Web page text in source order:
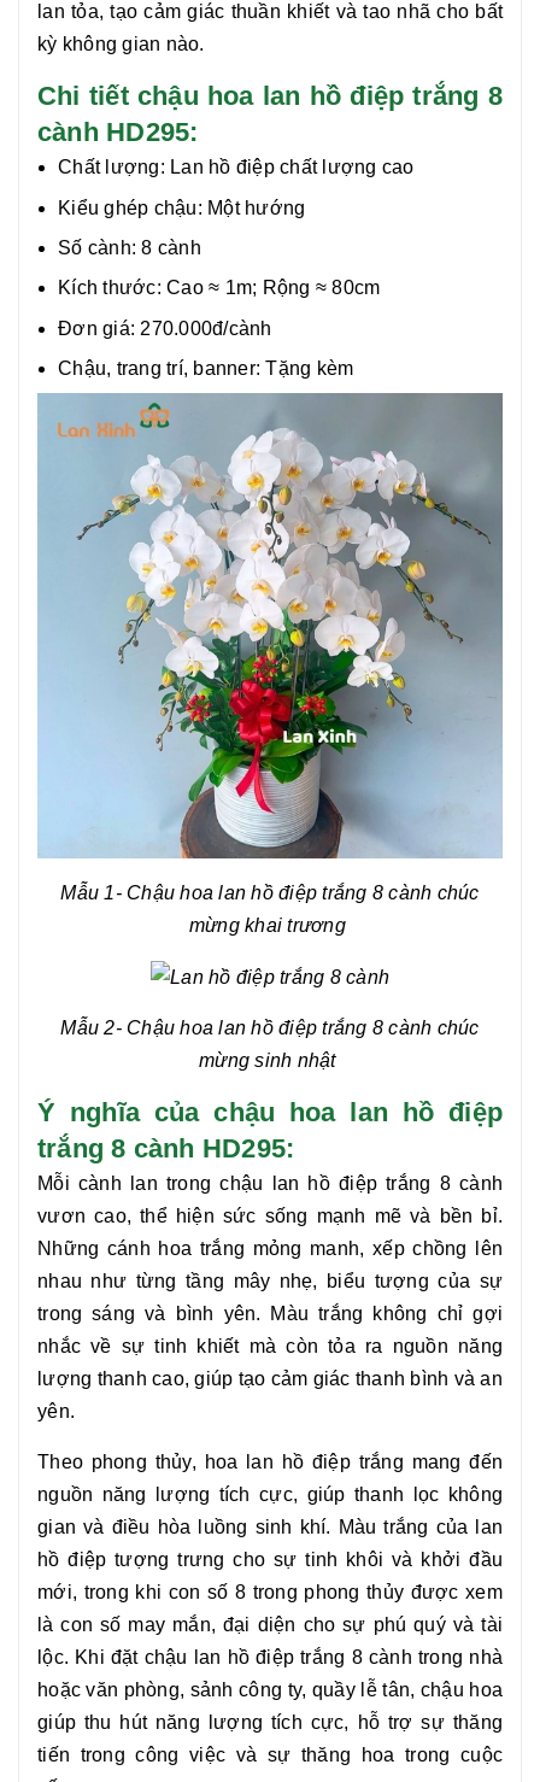
lan tỏa, tạo cảm giác thuần khiết và tao nhã cho bất
kỳ không gian nào.
Chi tiết chậu hoa lan hồ điệp trắng 8
cành HD295:
Chất lượng: Lan hồ điệp chất lượng cao
Kiểu ghép chậu: Một hướng
Số cành: 8 cành
Kích thước: Cao ≈ 1m; Rộng ≈ 80cm
Đơn giá: 270.000đ/cành
Chậu, trang trí, banner: Tặng kèm
Mẫu 1- Chậu hoa lan hồ điệp trắng 8 cành chúc
mừng khai trương
Mẫu 2- Chậu hoalan hồ điệp trắng 8 cành chúc
mừng sinh nhật
Ý nghĩa của chậu hoa lan hồ điệp
trắng 8 cành HD295:
Mỗi cành lan trong chậu
lan hồ điệp trắng 8 cành
vươn cao, thể hiện sức sống mạnh mẽ và bền bỉ.
Những cánh hoa trắng mỏng manh, xếp chồng lên
nhau như từng tầng mây nhẹ, biểu tượng của sự
trong sáng và bình yên. Màu trắng không chỉ gợi
nhắc về sự tinh khiết mà còn tỏa ra nguồn năng
lượng thanh cao, giúp tạo cảm giác thanh bình và an
yên.
Theo phong thủy, hoa lan hồ điệp trắng mang đến
nguồn năng lượng tích cực, giúp thanh lọc không
gian và điều hòa luồng sinh khí. Màu trắng của lan
hồ điệp tượng trưng cho sự tinh khôi và khởi đầu
mới, trong khi con số 8 trong phong thủy được xem
là con số may mắn, đại diện cho sự phú quý và tài
lộc. Khi đặt chậu
lan hồ điệp trắng 8 cành trong nhà
hoặc văn phòng, sảnh công ty, quầy lễ tân, chậu hoa
giúp thu hút năng lượng tích cực, hỗ trợ sự thăng
tiến trong công việc và sự thăng hoa trong cuộc